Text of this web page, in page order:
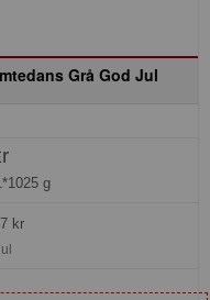
Grå God Jul
g
kr